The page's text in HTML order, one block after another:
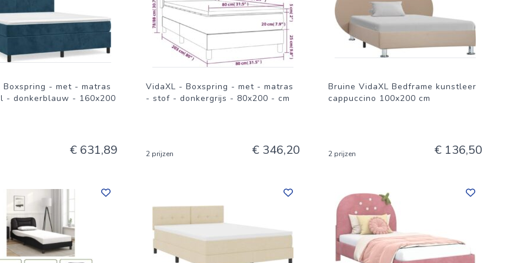
polyester), metaal, multiplex, massief grenenhout en bewerkt hout
Boxspring - met - matras
- donkerblauw - 160x200
€ 631,89
VidaXL - Boxspring - met - matras
- stof - donkergrijs - 80x200 - cm
2 prijzen € 346,20
Bruine VidaXL Bedframe kunstleer
cappuccino 100x200 cm
2 prijzen € 136,50